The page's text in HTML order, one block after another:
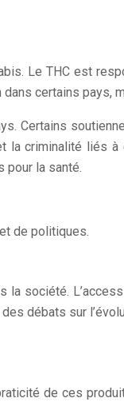
Le THC est
certains pays,
Certains
criminalité liés à
pour la santé.
de politiques.
société.
débats sur
de ces